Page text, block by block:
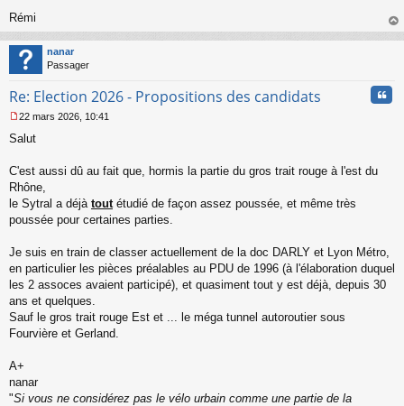
o
n
l
u
Rémi
au
nanar
Passager
Re: Election 2026 - Propositions des candidats
e
s
g
e
n
n
u
22 mars 2026, 10:41
Salut
C'est aussi dû au fait que, hormis la partie du gros trait rouge à l'est du
Rhône,
le Sytral a déjà tout étudié de façon assez poussée, et même très
poussée pour certaines parties.
Je suis en train de classer actuellement de la doc DARLY et Lyon Métro,
en particulier les pièces préalables au PDU de 1996 (à l'élaboration duquel
les 2 assoces avaient participé), et quasiment tout y est déjà, depuis 30
ans et quelques.
Sauf le gros trait rouge Est et ... le méga tunnel autoroutier sous
Fourvière et Gerland.
A+
nanar
"Si vous ne considérez pas le vélo urbain comme une partie de la